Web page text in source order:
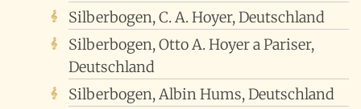
Silberbogen, C. A. Hoyer, Deutschland
Silberbogen, Otto A. Hoyer a Pariser,
Deutschland
Silberbogen, Albin Hums, Deutschland